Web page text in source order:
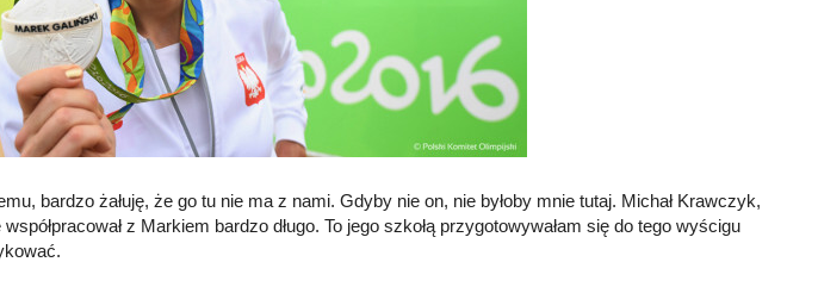
bardzo żałuję, że go tu nie ma z nami. Gdyby nie on, nie byłoby mnie tutaj. Michał Krawczyk,
z Markiem bardzo długo. To jego szkołą przygotowywałam się do tego wyścigu